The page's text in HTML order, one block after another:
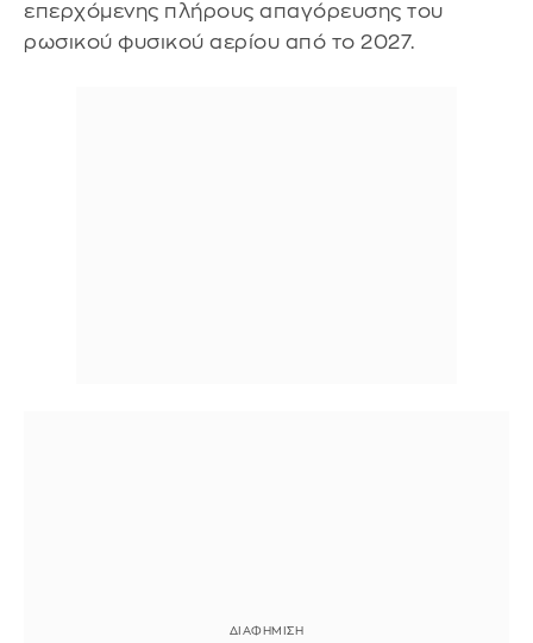
επερχόμενης πλήρους απαγόρευσης του
ρωσικού φυσικού αερίου από το 2027.